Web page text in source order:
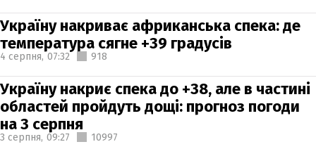
Україну накриває африканська спека: де
температура сягне +39 градусів
4 серпня, 07:32 918
Україну накриє спека до +38, але в частині
областей пройдуть дощі: прогноз погоди
на 3 серпня
3 серпня, 09:27 10997